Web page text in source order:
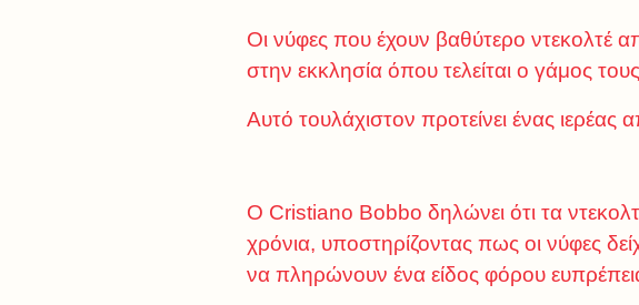
Οι νύφες που έχουν βαθύτερο
στην εκκλησία όπου τελείται ο γάμος
Αυτό τουλάχιστον προτείνει ένας ιερέας
Ο Cristiano Bobbo δηλώνει ότι τα
χρόνια, υποστηρίζοντας πως οι νύφες
να πληρώνουν ένα είδος φόρου